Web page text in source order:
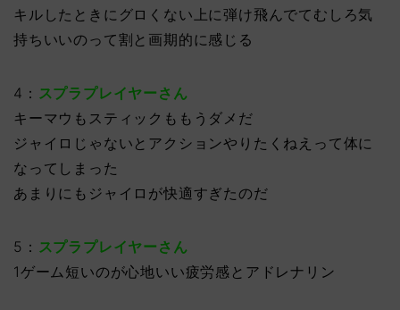
キルしたときにグロくない上に弾け飛んでてむしろ気
持ちいいのって割と画期的に感じる
4： スプラプレイヤーさん
キーマウもスティックももうダメだ
ジャイロじゃないとアクションやりたくねえって体に
なってしまった
あまりにもジャイロが快適すぎたのだ
5： スプラプレイヤーさん
1ゲーム短いのが心地いい疲労感とアドレナリン